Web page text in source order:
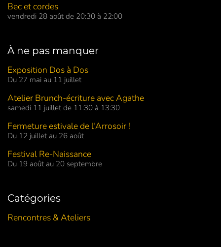
Bec et cordes
vendredi 28 août de 20:30 à 22:00
À ne pas manquer
Exposition Dos à Dos
Du 27 mai au 11 juillet
Atelier Brunch-écriture avec Agathe
samedi 11 juillet de 11:30 à 13:30
Fermeture estivale de l'Arrosoir !
Du 12 juillet au 26 août
Festival Re-Naissance
Du 19 août au 20 septembre
Catégories
Rencontres & Ateliers